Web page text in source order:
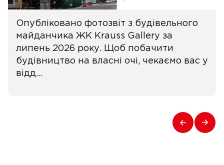
Опубліковано фотозвіт з будівельного
майданчика ЖК Krauss Gallery за
липень 2026 року. Щоб побачити
будівництво на власні очі, чекаємо вас у
відд...